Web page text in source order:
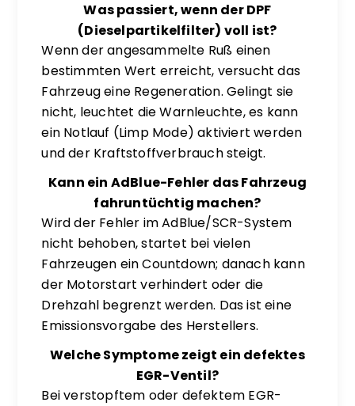
Was passiert, wenn der DPF
(Dieselpartikelfilter) voll ist?
Wenn der angesammelte Ruß einen
bestimmten Wert erreicht, versucht das
Fahrzeug eine Regeneration. Gelingt sie
nicht, leuchtet die Warnleuchte, es kann
ein Notlauf (Limp Mode) aktiviert werden
und der Kraftstoffverbrauch steigt.
Kann ein AdBlue-Fehler das Fahrzeug
fahruntüchtig machen?
Wird der Fehler im AdBlue/SCR-System
nicht behoben, startet bei vielen
Fahrzeugen ein Countdown; danach kann
der Motorstart verhindert oder die
Drehzahl begrenzt werden. Das ist eine
Emissionsvorgabe des Herstellers.
Welche Symptome zeigt ein defektes
EGR-Ventil?
Bei verstopftem oder defektem EGR-